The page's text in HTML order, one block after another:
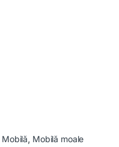
Mobilă, Mobilă moale